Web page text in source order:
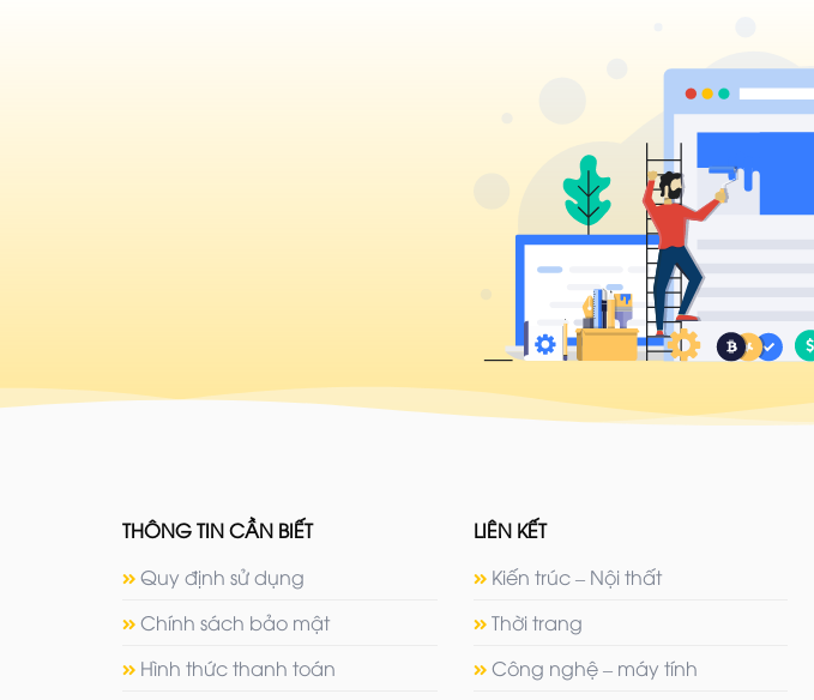
THÔNG TIN CẦN BIẾT
Quy định sử dụng
Chính sách bảo mật
Hình thức thanh toán
LIÊN KẾT
Kiến trúc – Nội thất
Thời trang
Công nghệ – máy tính